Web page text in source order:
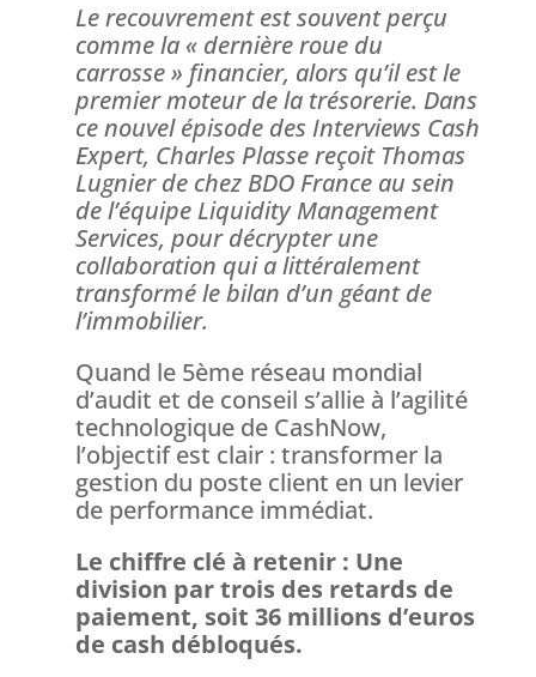
Le recouvrement est souvent perçu
comme la « dernière roue du
carrosse » financier, alors qu’il est le
premier moteur de la trésorerie. Dans
ce nouvel épisode des Interviews Cash
Expert, Charles Plasse reçoit Thomas
Lugnier de chez BDO France au sein
de l’équipe Liquidity Management
Services, pour décrypter une
collaboration qui a littéralement
transformé le bilan d’un géant de
l’immobilier.
Quand le 5ème réseau mondial
d’audit et de conseil s’allie à l’agilité
technologique de CashNow,
l’objectif est clair : transformer la
gestion du poste client en un levier
de performance immédiat.
Le chiffre clé à retenir : Une
division par trois des retards de
paiement, soit 36 millions d’euros
de cash débloqués.